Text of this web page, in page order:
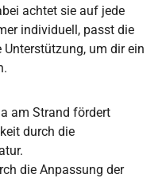
achtet sie auf jede
individuell, passt die
um dir ein
am Strand fördert
durch die
die Anpassung der